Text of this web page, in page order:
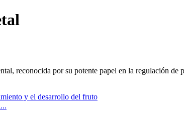
reconocida por su potente papel en la regulación de